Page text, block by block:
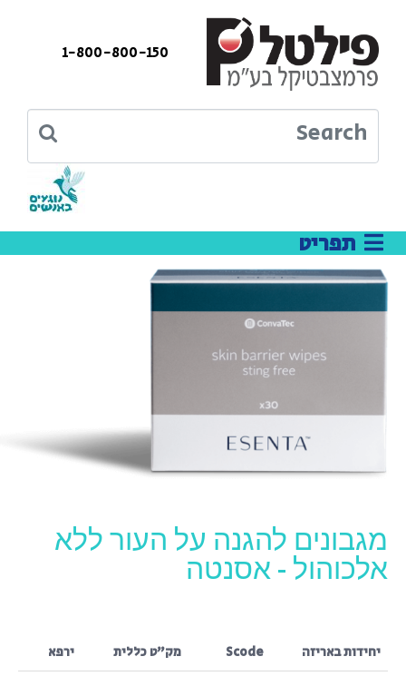
1-800-800-150
מגבונים להגנה על העור ללא
אלכוהול - אסנטה
יחידות באריזה Scode מק"ט כללית ירפא